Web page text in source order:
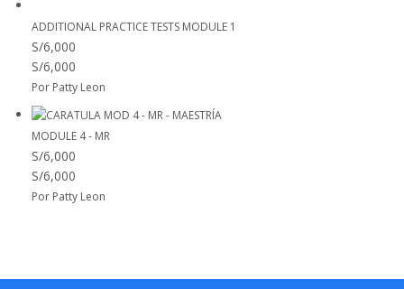
ADDITIONAL PRACTICE TESTS MODULE 1
S/6,000
S/6,000
Por Patty Leon
MODULE 4 - MR
S/6,000
S/6,000
Por Patty Leon